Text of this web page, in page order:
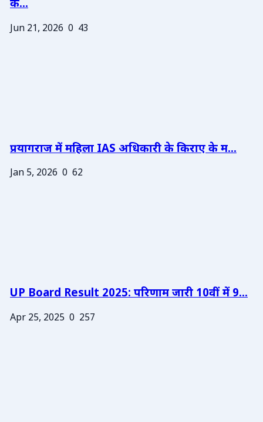
के...
Jun 21, 2026 0 43
प्रयागराज में महिला IAS अधिकारी के किराए के म...
Jan 5, 2026 0 62
UP Board Result 2025: परिणाम जारी 10वीं में 9...
Apr 25, 2025 0 257